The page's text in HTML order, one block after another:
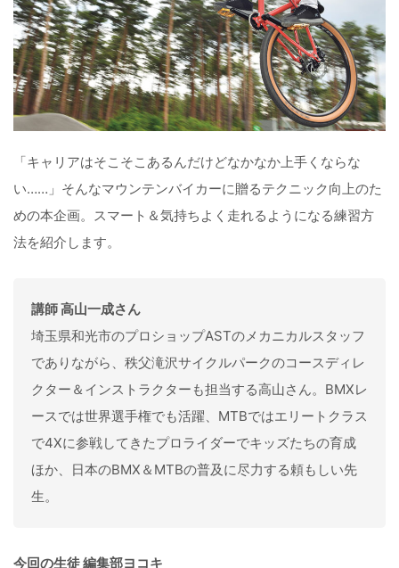
「キャリアはそこそこあるんだけどなかなか上手くならな
い……」そんなマウンテンバイカーに贈るテクニック向上のた
めの本企画。スマート＆気持ちよく走れるようになる練習方
法を紹介します。
講師 高山一成さん
埼玉県和光市のプロショップASTのメカニカルスタッフ
でありながら、秩父滝沢サイクルパークのコースディレ
クター＆インストラクターも担当する高山さん。BMXレ
ースでは世界選手権でも活躍、MTBではエリートクラス
で4Xに参戦してきたプロライダーでキッズたちの育成
ほか、日本のBMX＆MTBの普及に尽力する頼もしい先
生。
今回の生徒 編集部ヨコキ